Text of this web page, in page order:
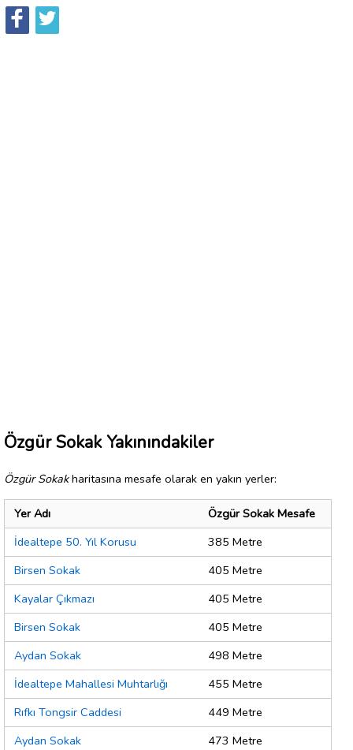
Özgür Sokak Yakınındakiler
Özgür Sokakharitasına mesafe olarak en yakın yerler:
Yer Adı
Özgür Sokak Mesafe
İdealtepe 50. Yıl Korusu
385 Metre
Birsen Sokak
405 Metre
Kayalar Çıkmazı
405 Metre
Birsen Sokak
405 Metre
Aydan Sokak
498 Metre
İdealtepe Mahallesi Muhtarlığı
455 Metre
Rıfkı Tongsir Caddesi
449 Metre
Aydan Sokak
473 Metre